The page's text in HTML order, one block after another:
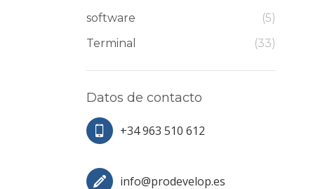
software
(5)
Terminal
(33)
Datos de contacto
+34 963 510 612
info@prodevelop.es